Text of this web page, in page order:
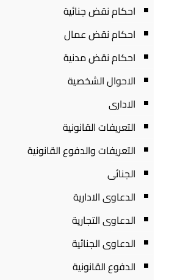
احكام نقض جنائية
احكام نقض عمال
احكام نقض مدنية
الاحوال الشخصية
الادارى
التعريفات القانونية
التعريفات والدفوع القانونية
الجنائى
الدعاوى الادارية
الدعاوى التجارية
الدعاوى الجنائية
الدفوع القانونية